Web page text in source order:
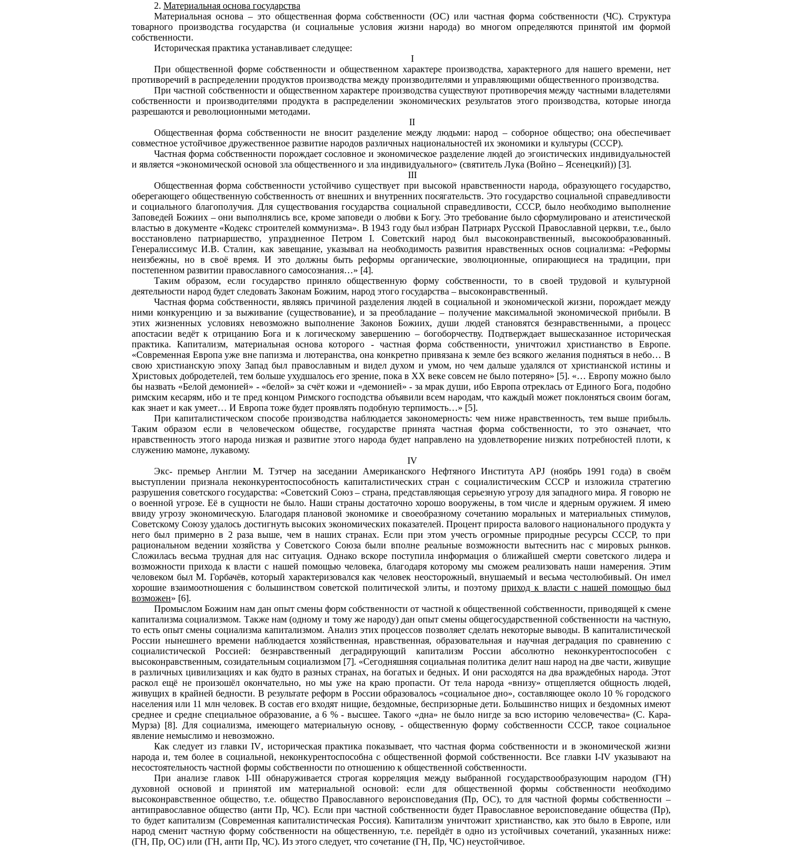
2. Материальная основа государства
Материальная основа – это общественная форма собственности (ОС) или частная форма собственности (ЧС). Структура
товарного производства государства (и социальные условия жизни народа) во многом определяются принятой им формой
собственности.
Историческая практика устанавливает следущее:
I
При общественной форме собственности и общественном характере производства, характерного для нашего времени, нет
противоречий в распределении продуктов производства между производителями и управляющими общественного производства.
При частной собственности и общественном характере производства существуют противоречия между частными владетелями
собственности и производителями продукта в распределении экономических результатов этого производства, которые иногда
разрешаются и революционными методами.
II
Общественная форма собственности не вносит разделение между людьми: народ – соборное общество; она обеспечивает
совместное устойчивое дружественное развитие народов различных национальностей их экономики и культуры (СССР).
Частная форма собственности порождает сословное и экономическое разделение людей до эгоистических индивидуальностей
и является «экономической основой зла общественного и зла индивидуального» (святитель Лука (Войно – Ясенецкий)) [3].
III
Общественная форма собственности устойчиво существует при высокой нравственности народа, образующего государство,
оберегающего общественную собственность от внешних и внутренних посягательств. Это государство социальной справедливости
и социального благополучия. Для существования государства социальной справедливости, СССР, было необходимо выполнение
Заповедей Божиих – они выполнялись все, кроме заповеди о любви к Богу. Это требование было сформулировано и атеистической
властью в документе «Кодекс строителей коммунизма». В 1943 году был избран Патриарх Русской Православной церкви, т.е., было
восстановлено патриаршество, упраздненное Петром I. Советский народ был высоконравственный, высокообразованный.
Генералиссимус И.В. Сталин, как завещание, указывал на необходимость развития нравственных основ социализма: «Реформы
неизбежны, но в своё время. И это должны быть реформы органические, эволюционные, опирающиеся на традиции, при
постепенном развитии православного самосознания…» [4].
Таким образом, если государство приняло общественную форму собственности, то в своей трудовой и культурной
деятельности народ будет следовать Законам Божиим, народ этого государства – высоконравственный.
Частная форма собственности, являясь причиной разделения людей в социальной и экономической жизни, порождает между
ними конкуренцию и за выживание (существование), и за преобладание – получение максимальной экономической прибыли. В
этих жизненных условиях невозможно выполнение Законов Божиих, души людей становятся безнравственными, а процесс
апостасии ведёт к отрицанию Бога и к логическому завершению – богоборчеству. Подтверждает вышесказанное историческая
практика. Капитализм, материальная основа которого - частная форма собственности, уничтожил христианство в Европе.
«Современная Европа уже вне папизма и лютеранства, она конкретно привязана к земле без всякого желания подняться в небо… В
свою христианскую эпоху Запад был православным и видел духом и умом, но чем дальше удалялся от христианской истины и
Христовых добродетелей, тем больше ухудшалось его зрение, пока в ХХ веке совсем не было потеряно» [5]. «… Европу можно было
бы назвать «Белой демонией» - «белой» за счёт кожи и «демонией» - за мрак души, ибо Европа отреклась от Единого Бога, подобно
римским кесарям, ибо и те пред концом Римского господства объявили всем народам, что каждый может поклоняться своим богам,
как знает и как умеет… И Европа тоже будет проявлять подобную терпимость…» [5].
При капиталистическом способе производства наблюдается закономерность: чем ниже нравственность, тем выше прибыль.
Таким образом если в человеческом обществе, государстве принята частная форма собственности, то это означает, что
нравственность этого народа низкая и развитие этого народа будет направлено на удовлетворение низких потребностей плоти, к
служению мамоне, лукавому.
IV
Экс- премьер Англии М. Тэтчер на заседании Американского Нефтяного Института APJ (ноябрь 1991 года) в своём
выступлении признала неконкурентоспособность капиталистических стран с социалистическим СССР и изложила стратегию
разрушения советского государства: «Советский Союз – страна, представляющая серьезную угрозу для западного мира. Я говорю не
о военной угрозе. Её в сущности не было. Наши страны достаточно хорошо вооружены, в том числе и ядерным оружием. Я имею
ввиду угрозу экономическую. Благодаря плановой экономике и своеобразному сочетанию моральных и материальных стимулов,
Советскому Союзу удалось достигнуть высоких экономических показателей. Процент прироста валового национального продукта у
него был примернов 2 раза выше, чем в наших странах. Если при этом учесть огромные природные ресурсы СССР, то при
рациональном ведении хозяйства у Советского Союза были вполне реальные возможности вытеснить нас с мировых рынков.
Сложилась весьма трудная для нас ситуация. Однако вскоре поступила информация о ближайшей смерти советского лидера и
возможности прихода к власти с нашей помощью человека, благодаря которому мы сможем реализовать наши намерения. Этим
человеком был М. Горбачёв, который характеризовался как человек неосторожный, внушаемый и весьма честолюбивый. Он имел
хорошие взаимоотношения с большинством советской политической элиты, и поэтому приход к власти с нашей помощью был
возможен» [6].
Промыслом Божиим нам дан опыт смены форм собственности от частной к общественной собственности, приводящей к смене
капитализма социализмом. Также нам (одному и тому же народу) дан опыт смены общегосударственной собственности на частную,
то есть опыт смены социализма капитализмом. Анализ этих процессов позволяет сделать некоторые выводы. В капиталистической
России нынешнего времени наблюдается хозяйственная, нравственная, образовательная и научная деградация по сравнению с
социалистической Россией: безнравственный деградирующий капитализм России абсолютно неконкурентоспособен с
высоконравственным, созидательным социализмом [7]. «Сегодняшняя социальная политика делит наш народ на две части, живущие
в различных цивилизациях и как будто в разных странах, на богатых и бедных. И они расходятся на два враждебных народа. Этот
раскол ещё не произошёл окончательно, но мы уже на краю пропасти. От тела народа «внизу» отщепляется общность людей,
живущих в крайней бедности. В результате реформ в России образовалось «социальное дно», составляющее около 10 % городского
населения или 11 млн человек. В состав его входят нищие, бездомные, беспризорные дети. Большинство нищих и бездомных имеют
среднее и средне специальное образование, а 6 % - высшее. Такого «дна» не было нигде за всю историю человечества» (С. Кара-
Мурза) [8]. Для социализма, имеющего материальную основу, - общественную форму собственности СССР, такое социальное
явление немыслимо и невозможно.
Как следует из главкиIV, историческая практика показывает, что частная форма собственности и в экономической жизни
народа и, тем более в социальной, неконкурентоспособна с общественной формой собственности. Все главки I-IV указывают на
несостоятельность частной формы собственности по отношению к общественной собственности.
При анализе главокI-III обнаруживается строгая корреляция между выбранной государствообразующим народом (ГН)
духовной основой и принятой им материальной основой: если для общественной формы собственности необходимо
высоконравственное общество, т.е. общество Православного вероисповедания (Пр, ОС), то для частной формы собственности –
антиправославное общество (анти Пр, ЧС). Если при частной собственности будет Православное вероисповедание общества (Пр),
то будет капитализм (Современная капиталистическая Россия). Капитализм уничтожит христианство, как это было в Европе, или
народ сменит частную форму собственности на общественную, т.е. перейдёт в одно из устойчивых сочетаний, указанных ниже:
(ГН, Пр, ОС) или (ГН, анти Пр, ЧС). Из этого следует, что сочетание (ГН, Пр, ЧС) неустойчивое.